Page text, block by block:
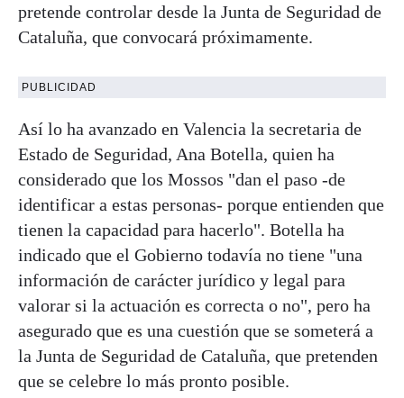
pretende controlar desde la Junta de Seguridad de
Cataluña, que convocará próximamente.
PUBLICIDAD
Así lo ha avanzado en Valencia la secretaria de
Estado de Seguridad, Ana Botella, quien ha
considerado que los Mossos "dan el paso -de
identificar a estas personas- porque entienden que
tienen la capacidad para hacerlo". Botella ha
indicado que el Gobierno todavía no tiene "una
información de carácter jurídico y legal para
valorar si la actuación es correcta o no", pero ha
asegurado que es una cuestión que se someterá a
la Junta de Seguridad de Cataluña, que pretenden
que se celebre lo más pronto posible.